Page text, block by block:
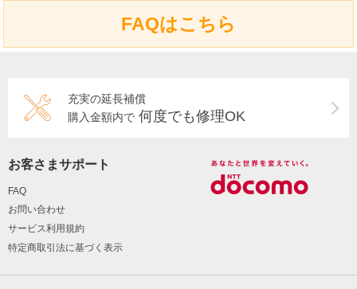
FAQはこちら
充実の延長補償
購入金額内で 何度でも修理OK
お客さまサポート
FAQ
お問い合わせ
サービス利用規約
特定商取引法に基づく表示